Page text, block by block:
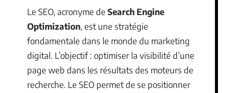
Le SEO, acronyme de Search Engine
Optimization, est une stratégie
fondamentale dans le monde du marketing
digital. L’objectif : optimiser la visibilité d’une
page web dans les résultats des moteurs de
recherche. Le SEO permet de se positionner